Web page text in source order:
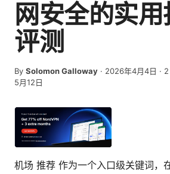
网安全的实
评测
By Solomon Galloway · 2026年4月4日 · 2
5月12日
机场 推荐 作为一个入口级关键词，